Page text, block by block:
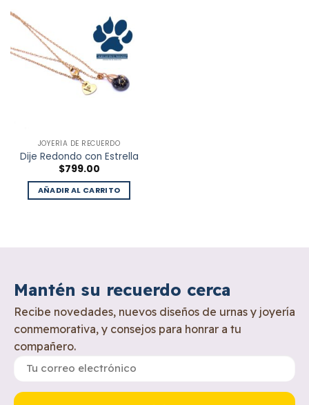
JOYERÍA DE RECUERDO
Dije Redondo con Estrella
$799.00
AÑADIR AL CARRITO
Mantén su recuerdo cerca
Recibe novedades, nuevos diseños de urnas y joyería
conmemorativa, y consejos para honrar a tu
compañero.